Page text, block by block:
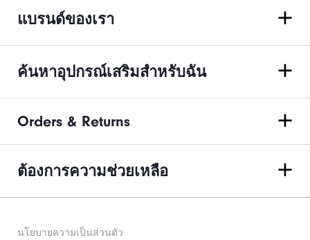
แบรนด์ของเรา
ค้นหาอุปกรณ์เสริมสำหรับฉัน
Orders & Returns
ต้องการความช่วยเหลือ
นโยบายความเป็นส่วนตัว